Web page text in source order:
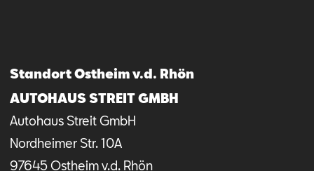
Standort Ostheim v.d. Rhön
AUTOHAUS STREIT GMBH
Autohaus Streit GmbH
Nordheimer Str.10A
97645Ostheim v.d. Rhön